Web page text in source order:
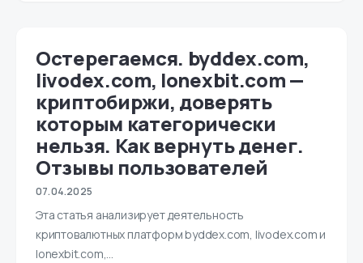
Остерегаемся. byddex.com,
livodex.com, lonexbit.com —
криптобиржи, доверять
которым категорически
нельзя. Как вернуть денег.
Отзывы пользователей
07.04.2025
Эта статья анализирует деятельность
криптовалютных платформ byddex.com, livodex.com и
lonexbit.com,…